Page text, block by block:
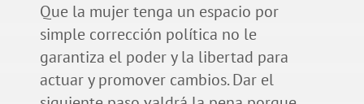
Que la mujer tenga un espacio por
simple corrección política no le
garantiza el poder y la libertad para
actuar y promover cambios. Dar el